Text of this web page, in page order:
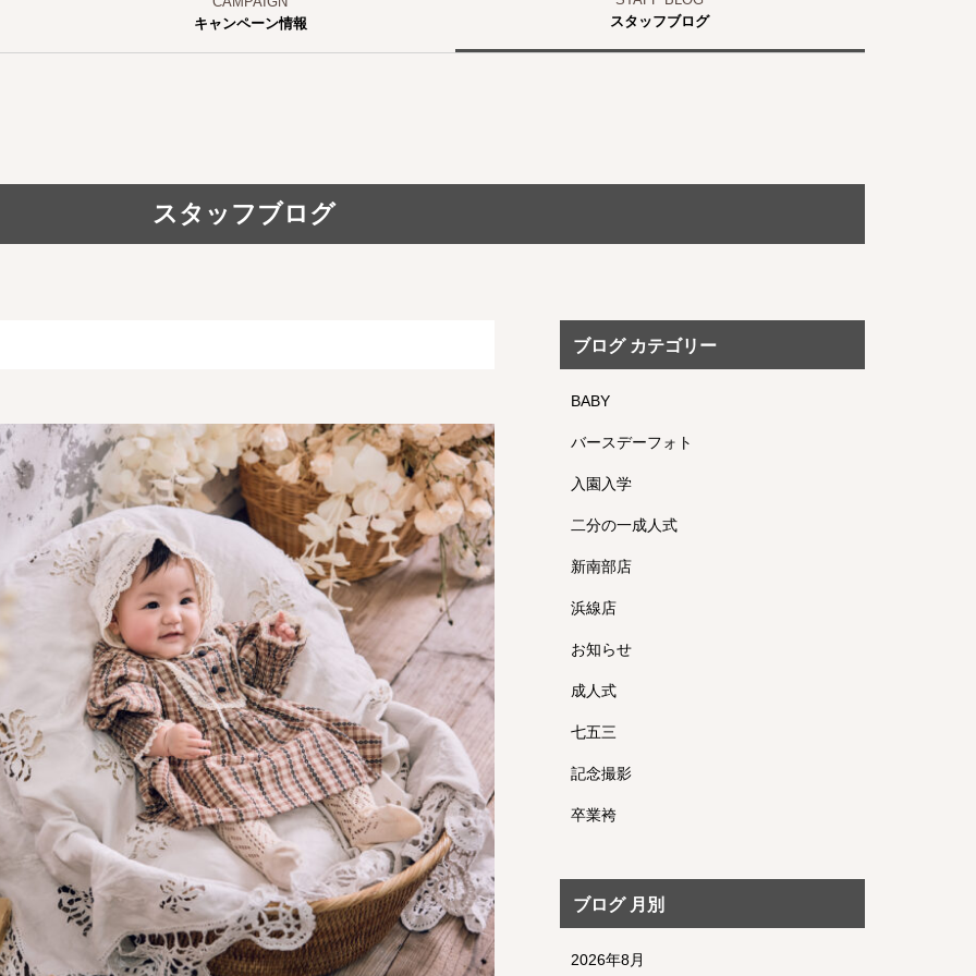
キャンペーン情報 スタッフブログ
スタッフブログ
ブログ カテゴリー
BABY
バースデーフォト
入園入学
二分の一成人式
新南部店
浜線店
お知らせ
成人式
七五三
記念撮影
卒業袴
ブログ 月別
2026年8月